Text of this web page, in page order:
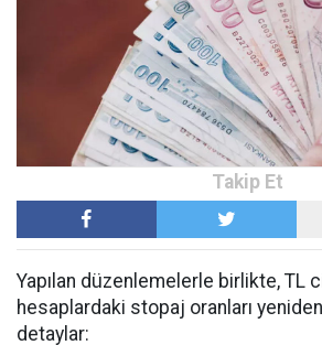
Yapılan düzenlemelerle birlikte, TL
hesaplardaki stopaj oranları
detaylar: